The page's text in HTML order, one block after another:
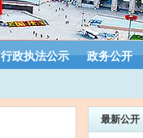
行政执法公示 政务公开
最新公开